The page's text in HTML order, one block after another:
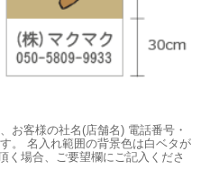
お客様の社名(店舗名) 電話番号・
。
名入れ範囲の背景色は白ベタが
く場合、ご要望欄にご記入くださ